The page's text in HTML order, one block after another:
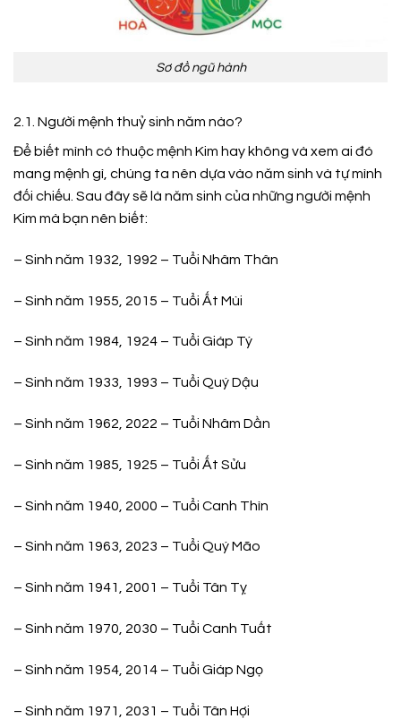
Sơ đồ ngũ hành
2.1. Người mệnh thuỷ sinh năm nào?
Để biết mình có thuộc mệnh Kim hay không và xem ai đó
mang mệnh gì, chúng ta nên dựa vào năm sinh và tự mình
đối chiếu. Sau đây sẽ là năm sinh của những người mệnh
Kim mà bạn nên biết:
– Sinh năm 1932, 1992 – Tuổi Nhâm Thân
– Sinh năm 1955, 2015 – Tuổi Ất Mùi
– Sinh năm 1984, 1924 – Tuổi Giáp Tý
– Sinh năm 1933, 1993 – Tuổi Quý Dậu
– Sinh năm 1962, 2022 – Tuổi Nhâm Dần
– Sinh năm 1985, 1925 – Tuổi Ất Sửu
– Sinh năm 1940, 2000 – Tuổi Canh Thìn
– Sinh năm 1963, 2023 – Tuổi Quý Mão
– Sinh năm 1941, 2001 – Tuổi Tân Tỵ
– Sinh năm 1970, 2030 – Tuổi Canh Tuất
– Sinh năm 1954, 2014 – Tuổi Giáp Ngọ
– Sinh năm 1971, 2031 – Tuổi Tân Hợi